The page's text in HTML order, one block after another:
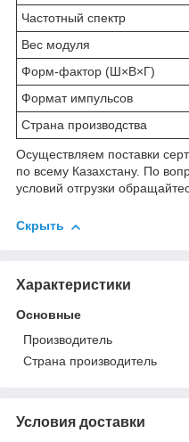
Частотный спектр
Вес модуля
Форм-фактор (Ш×В×Г)
Формат импульсов
Страна производства
Осуществляем поставки
по всему Казахстану. По
условий отгрузки
Скрыть
Характеристики
Основные
Производитель
Страна производитель
Условия доставки